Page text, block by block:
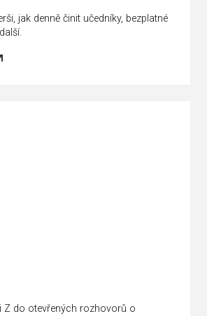
jak denně činit učedníky, bezplatné
Z do otevřených rozhovorů o